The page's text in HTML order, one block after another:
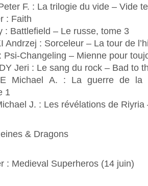
F. : La trilogie du vide – Vide
: Faith
: Battlefield – Le russe, tome 3
Andrzej : Sorceleur – La tour de
Psi-Changeling – Mienne pour
Jeri : Le sang du rock – Bad to
Michael A. : La guerre de la
1
J. : Les révélations de
& Dragons
: Medieval Superheros (14 juin)